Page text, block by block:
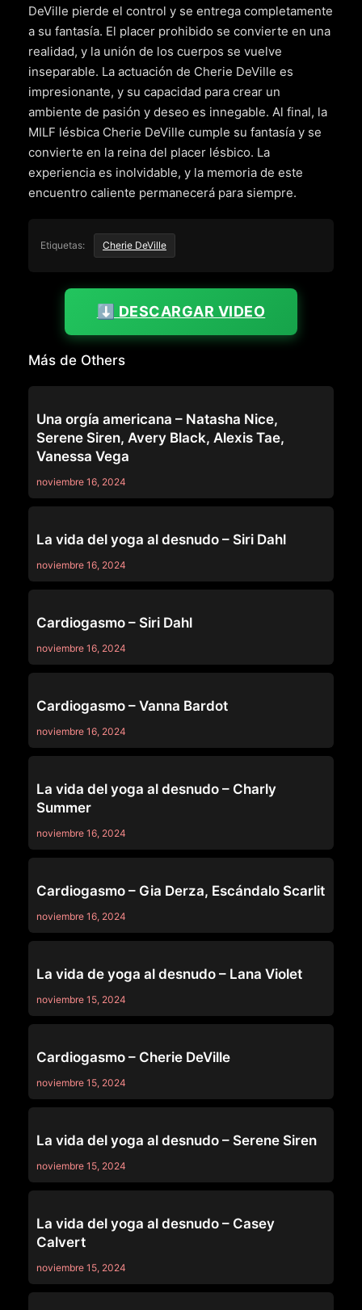
DeVille pierde el control y se entrega completamente
a su fantasía. El placer prohibido se convierte en una
realidad, y la unión de los cuerpos se vuelve
inseparable. La actuación de Cherie DeVille es
impresionante, y su capacidad para crear un
ambiente de pasión y deseo es innegable. Al final, la
MILF lésbica Cherie DeVille cumple su fantasía y se
convierte en la reina del placer lésbico. La
experiencia es inolvidable, y la memoria de este
encuentro caliente permanecerá para siempre.
Etiquetas: Cherie DeVille
⬇️ DESCARGAR VIDEO
Más de Others
Una orgía americana – Natasha Nice,
Serene Siren, Avery Black, Alexis Tae,
Vanessa Vega
noviembre 16, 2024
La vida del yoga al desnudo – Siri Dahl
noviembre 16, 2024
Cardiogasmo – Siri Dahl
noviembre 16, 2024
Cardiogasmo – Vanna Bardot
noviembre 16, 2024
La vida del yoga al desnudo – Charly
Summer
noviembre 16, 2024
Cardiogasmo – Gia Derza, Escándalo Scarlit
noviembre 16, 2024
La vida de yoga al desnudo – Lana Violet
noviembre 15, 2024
Cardiogasmo – Cherie DeVille
noviembre 15, 2024
La vida del yoga al desnudo – Serene Siren
noviembre 15, 2024
La vida del yoga al desnudo – Casey
Calvert
noviembre 15, 2024